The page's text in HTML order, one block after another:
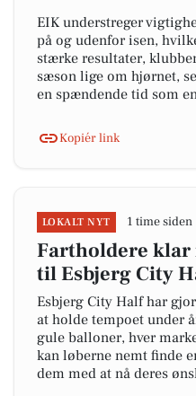
EIK understreger
på og udenfor isen,
stærke resultater,
sæson lige om hjørnet,
en spændende tid som
Kopiér link
LOKALT NYT 1 time siden
Fartholdere
til Esbjerg City
Esbjerg City Half har
at holde tempoet under
gule balloner, hver
kan løberne nemt finde
dem med at nå deres